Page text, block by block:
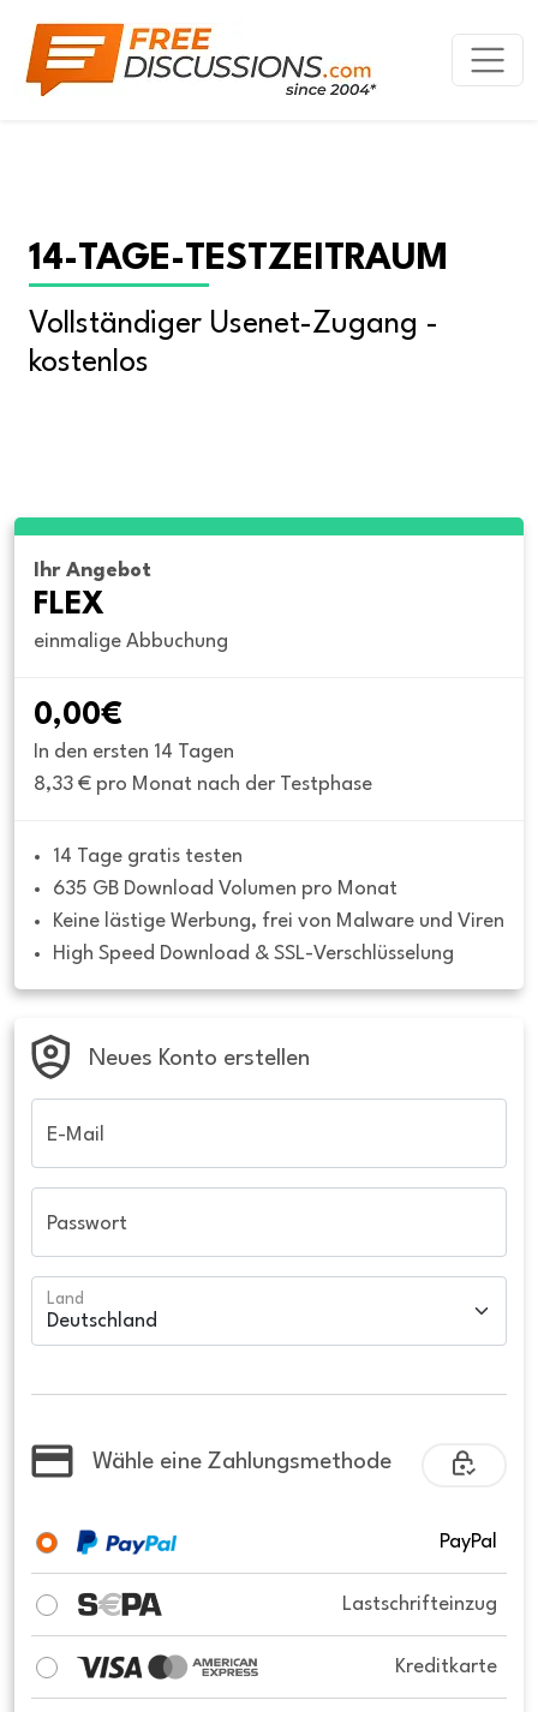
14-TAGE-TESTZEITRAUM
Vollständiger Usenet-Zugang -
kostenlos
Ihr Angebot
FLEX
einmalige Abbuchung
0,00€
In den ersten 14 Tagen
8,33 € pro Monat nach der Testphase
14 Tage gratis testen
635 GB Download Volumen pro Monat
Keine lästige Werbung, frei von Malware und Viren
High Speed Download & SSL-Verschlüsselung
Neues Konto erstellen
E-Mail
Passwort
Land
Wähle eine Zahlungsmethode
PayPal
Lastschrifteinzug
Kreditkarte